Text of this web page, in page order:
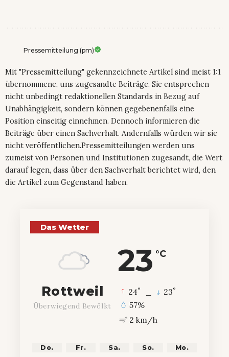
Pressemitteilung (pm)
Mit "Pressemitteilung" gekennzeichnete Artikel sind meist 1:1
übernommene, uns zugesandte Beiträge. Sie entsprechen
nicht unbedingt redaktionellen Standards in Bezug auf
Unabhängigkeit, sondern können gegebenenfalls eine
Position einseitig einnehmen. Dennoch informieren die
Beiträge über einen Sachverhalt. Andernfalls würden wir sie
nicht veröffentlichen.Pressemitteilungen werden uns
zumeist von Personen und Institutionen zugesandt, die Wert
darauf legen, dass über den Sachverhalt berichtet wird, den
die Artikel zum Gegenstand haben.
Das Wetter
23 °C
Rottweil
Überwiegend Bewölkt
24° 23°
57%
2 km/h
Do. Fr. Sa. So. Mo.